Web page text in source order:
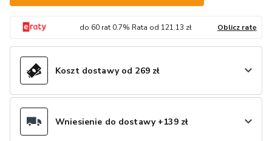
do 60rat 0.7% Rata od 121.13 zł Oblicz ratę
Koszt dostawy od 269 zł
Wniesienie do dostawy +139 zł